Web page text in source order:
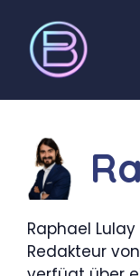
Inhalt
springen
Raphael
Redakteur